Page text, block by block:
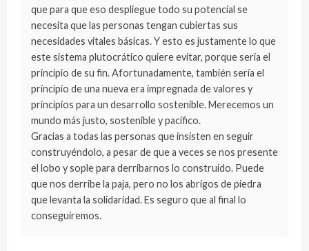
que para que eso despliegue todo su potencial se
necesita que las personas tengan cubiertas sus
necesidades vitales básicas. Y esto es justamente lo que
este sistema plutocrático quiere evitar, porque sería el
principio de su fin. Afortunadamente, también sería el
principio de una nueva era impregnada de valores y
principios para un desarrollo sostenible. Merecemos un
mundo más justo, sostenible y pacífico.
Gracias a todas las personas que insisten en seguir
construyéndolo, a pesar de que a veces se nos presente
el lobo y sople para derribarnos lo construido. Puede
que nos derribe la paja, pero no los abrigos de piedra
que levanta la solidaridad. Es seguro que al final lo
conseguiremos.